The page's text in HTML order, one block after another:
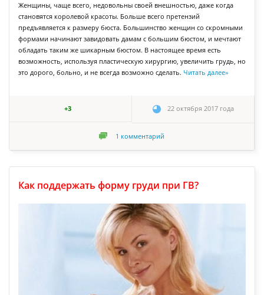
Женщины, чаще всего, недовольны своей внешностью, даже когда
становятся королевой красоты. Больше всего претензий
предъявляется к размеру бюста. Большинство женщин со скромными
формами начинают завидовать дамам с большим бюстом, и мечтают
обладать таким же шикарным бюстом. В настоящее время есть
возможность, используя пластическую хирургию, увеличить грудь, но
это дорого, больно, и не всегда возможно сделать. Читать далее»
+3 22 октября 2017 года
1 комментарий
Как поддержать форму груди при ГВ?